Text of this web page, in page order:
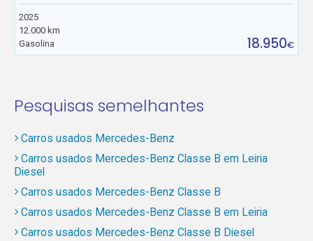
2025
12.000 km
Gasolina
18.950€
Pesquisas semelhantes
Carros usados Mercedes-Benz
Carros usados Mercedes-Benz Classe B em Leiria
Diesel
Carros usados Mercedes-Benz Classe B
Carros usados Mercedes-Benz Classe B em Leiria
Carros usados Mercedes-Benz Classe B Diesel